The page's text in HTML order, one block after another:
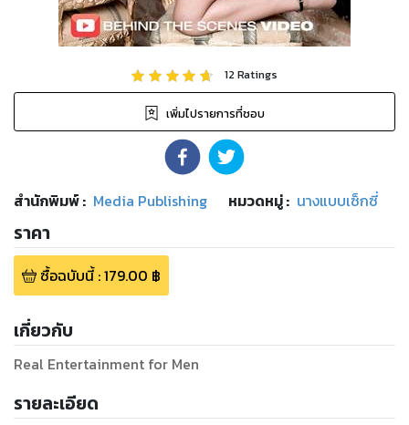
12Ratings
เพิ่มไปรายการที่ชอบ
สำนักพิมพ์: Media Publishing หมวดหมู่: นางแบบเซ็กซี่
ราคา
ซื้อฉบับนี้:179.00 ฿
เกี่ยวกับ
Real Entertainment for Men
รายละเอียด